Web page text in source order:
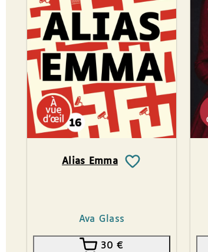
Alias Emma
Ava Glass
30€